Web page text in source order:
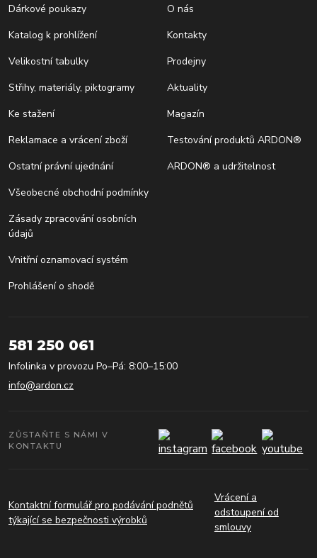
Dárkové poukazy
Katalog k prohlížení
Velikostní tabulky
Střihy, materiály, piktogramy
Ke stažení
Reklamace a vrácení zboží
Ostatní právní ujednání
Všeobecné obchodní podmínky
Zásady zpracování osobních
údajů
Vnitřní oznamovací systém
Prohlášení o shodě
O nás
Kontakty
Prodejny
Aktuality
Magazín
Testování produktů ARDON®
ARDON® a udržitelnost
581 250 061
Infolinka v provozu Po–Pá: 8:00–15:00
info@ardon.cz
ZŮSTAŇTE S NÁMI V
KONTAKTU
Kontaktní formulář pro podávání podnětů
týkající se bezpečnosti výrobků
Vrácení a
odstoupení od
smlouvy